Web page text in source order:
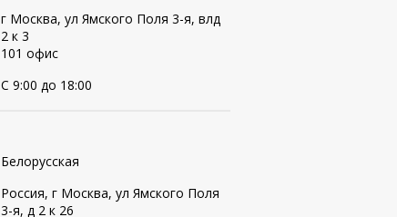
г Москва, ул Ямского Поля 3-я, влд
2 к 3
101 офис
С 9:00 до 18:00
Белорусская
Россия, г Москва, ул Ямского Поля
3-я, д 2 к 26